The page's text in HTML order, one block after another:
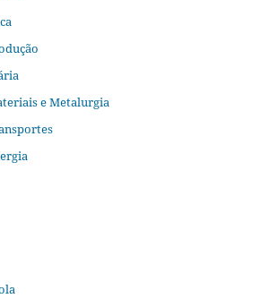
e Metalurgia